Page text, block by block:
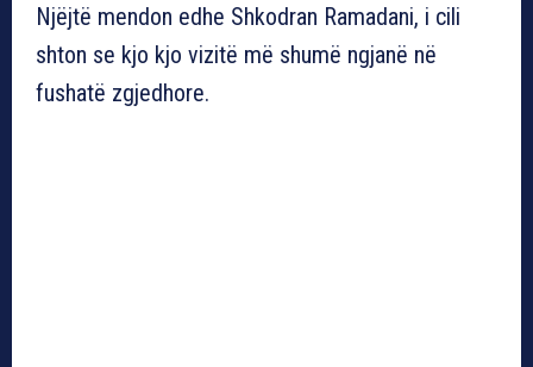
Njëjtë mendon edhe Shkodran Ramadani, i cili
shton se kjo kjo vizitë më shumë ngjanë në
fushatë zgjedhore.